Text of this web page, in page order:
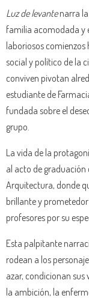
Luz de levantenarra la
familia acomodada y
laboriosos comienzos
social y político de la
conviven pivotan
estudiante de
fundada sobre el
grupo.
La vida de la
al acto de
Arquitectura, donde
brillante y
profesores por su
Esta palpitante
rodean a los
azar, condicionan sus
la ambición, la